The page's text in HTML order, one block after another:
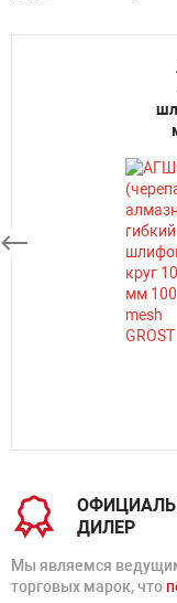
ДИЛЕР
Мы являемся
торговых марок, что